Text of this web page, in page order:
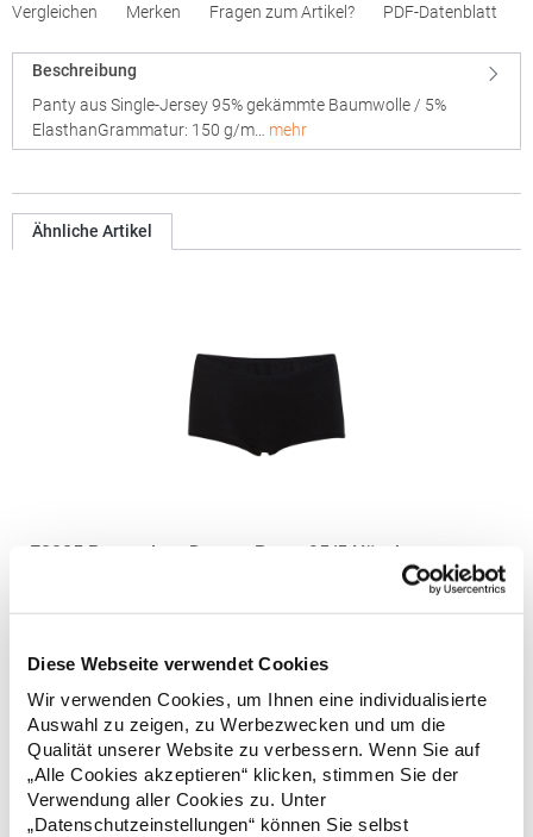
Diese Webseite verwendet Cookies
Wir verwenden Cookies, um Ihnen eine individualisierte
Auswahl zu zeigen, zu Werbezwecken und um die
Qualität unserer Website zu verbessern. Wenn Sie auf
„Alle Cookies akzeptieren“ klicken, stimmen Sie der
Verwendung aller Cookies zu. Unter
„Datenschutzeinstellungen“ können Sie selbst
Vergleichen Merken Fragen zum Artikel? PDF-Datenblatt
Beschreibung
Panty aus Single-Jersey 95% gekämmte Baumwolle / 5%
ElasthanGrammatur: 150 g/m… mehr
Ähnliche Artikel
E8005 Promodoro Damen Panty 95/5 Höschen
Panty aus Single-Jersey 95% gekämmte Baumwolle / 5%
Baumwolle / 5% ElasthanAngaben zur Produktsicherheit: Herst.-
Nr.: 8005Hersteller: Promodoro Fashion GmbH Am Gatherhof 57
40472 Düsseldorf Deutschland E-Mail: info@promodoro.de
10,85 € *
* Preise inkl. gesetzlicher Mwst. +Versandkosten *